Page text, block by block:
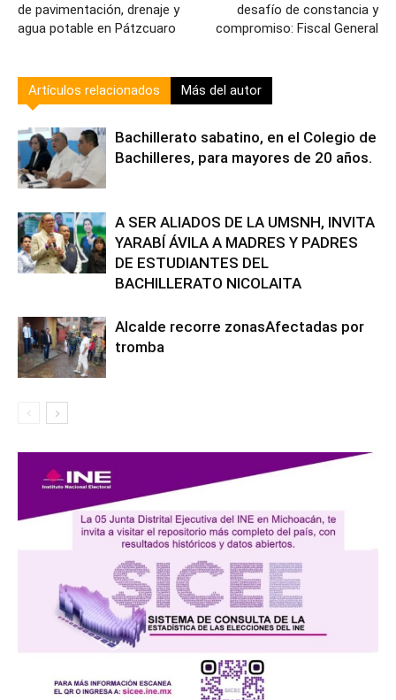
de pavimentación, drenaje y
agua potable en Pátzcuaro
desafío de constancia y
compromiso: Fiscal General
Artículos relacionados Más del autor
Bachillerato sabatino, en el Colegio de
Bachilleres, para mayores de 20 años.
A SER ALIADOS DE LA UMSNH, INVITA
YARABÍ ÁVILA A MADRES Y PADRES
DE ESTUDIANTES DEL
BACHILLERATO NICOLAITA
Alcalde recorre zonasAfectadas por
tromba